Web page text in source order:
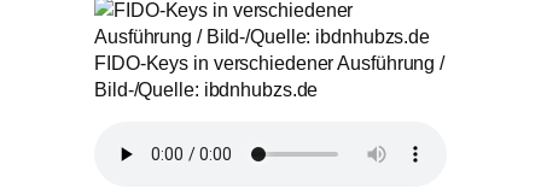
FIDO-Keys in verschiedener Ausführung /
Bild-/Quelle: ibdnhubzs.de